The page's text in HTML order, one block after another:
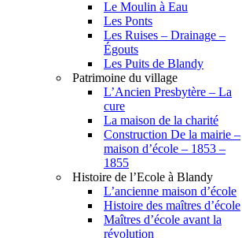
Le Moulin à Eau
Les Ponts
Les Ruises – Drainage –
Égouts
Les Puits de Blandy
Patrimoine du village
L’Ancien Presbytère – La
cure
La maison de la charité
Construction De la mairie –
maison d’école – 1853 –
1855
Histoire de l’Ecole à Blandy
L’ancienne maison d’école
Histoire des maîtres d’école
Maîtres d’école avant la
révolution